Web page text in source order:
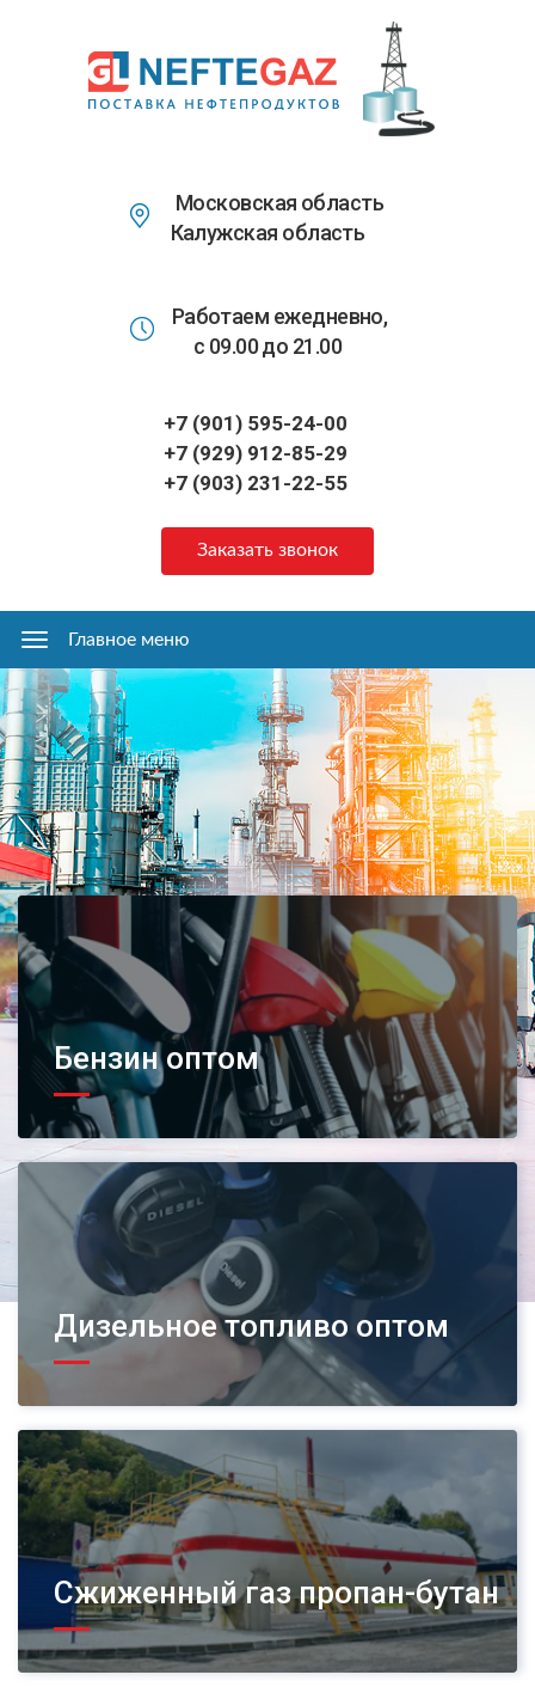
основному
содержанию
Московская область
Калужская область
Работаем ежедневно,
с 09.00 до 21.00
+7 (901) 595-24-00
+7 (929) 912-85-29
+7 (903) 231-22-55
Заказать звонок
Главное
меню
Главное меню
Бензин оптом
Дизельное топливо оптом
Сжиженный газ пропан-бутан